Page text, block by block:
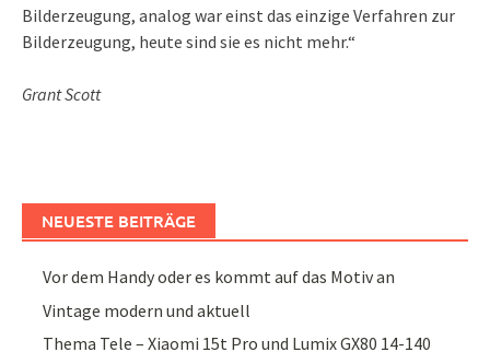
Bilderzeugung, analog war einst das einzige Verfahren zur
Bilderzeugung, heute sind sie es nicht mehr.“
Grant Scott
NEUESTE BEITRÄGE
Vor dem Handy oder es kommt auf das Motiv an
Vintage modern und aktuell
Thema Tele – Xiaomi 15t Pro und Lumix GX80 14-140